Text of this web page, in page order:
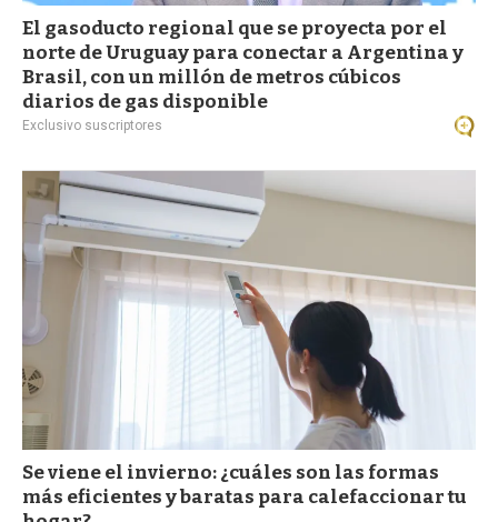
El gasoducto regional que se proyecta por el
norte de Uruguay para conectar a Argentina y
Brasil, con un millón de metros cúbicos
diarios de gas disponible
Exclusivo suscriptores
Se viene el invierno: ¿cuáles son las formas
más eficientes y baratas para calefaccionar tu